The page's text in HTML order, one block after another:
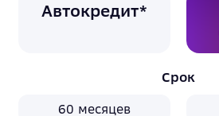
Автокредит*
Срок
60 месяцев